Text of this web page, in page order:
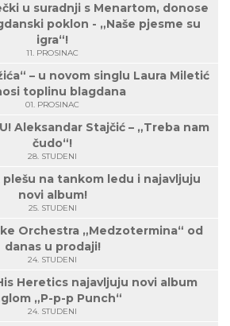
u suradnji s Menartom, donose
poklon - „Naše pjesme su
igra“!
11. PROSINAC
– u novom singlu Laura Miletić
toplinu blagdana
01. PROSINAC
Aleksandar Stajčić – „Treba nam
čudo“!
28. STUDENI
plešu na tankom ledu i najavljuju
novi album!
25. STUDENI
Orchestra „Medzotermina“ od
danas u prodaji!
24. STUDENI
Heretics najavljuju novi album
„P-p-p Punch“
24. STUDENI